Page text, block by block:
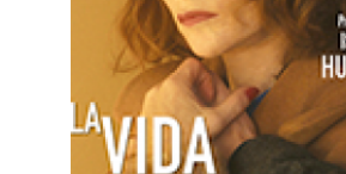
Isabelle Huppert
Freya Mavor
Lars Eidinger
Eanna Hardwicke
Florence Loiret Caille
Swann Arlaud